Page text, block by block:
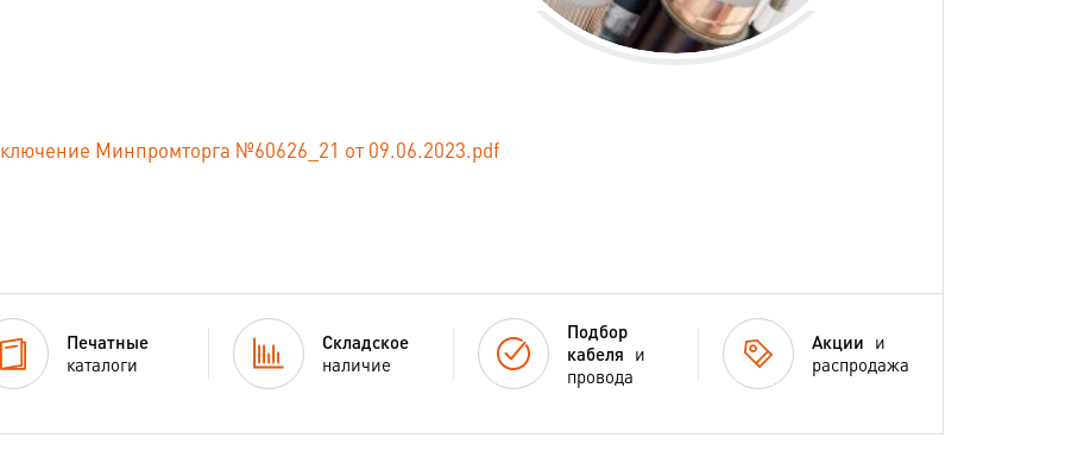
Минпромторга №60626_21 от 09.06.2023.pdf
Печатные
каталоги
Складское
наличие
Подбор
кабеля и
провода
Акции и
распродажа